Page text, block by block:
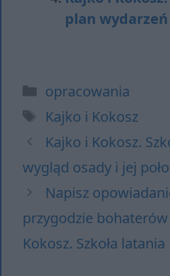
plan wydarzeń
Kategorie
opracowania
Tagi
Kajko i Kokosz
Kajko i Kokosz.
wygląd osady i jej
Napisz
przygodzie
Kokosz. Szkoła latania